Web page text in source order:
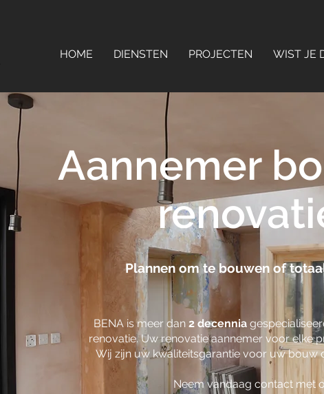
HOME DIENSTEN PROJECTEN WIST JE
Aannemer
Plannen om te bouwen of
BENA is meer dan 2 decennia
renovatie. Uw renovatie aannemer voor elke
Wij zijn uw kwaliteitsgarantie voor uw bouw
Neem vandaag contact met